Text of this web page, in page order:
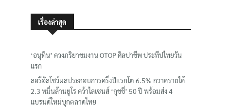
เรื่องล่าสุด
‘อนุทิน’ ควงภริยาชมงาน OTOP ศิลปาชีพ ประทีปไทยวัน
แรก
ลอรีอัลโชว์ผลประกอบการครึ่งปีแรกโต 6.5% กวาดรายได้
2.3 หมื่นล้านยูโร คว้าไลเซนส์ ‘กุชชี่’ 50 ปี พร้อมส่ง 4
แบรนด์ใหม่บุกตลาดไทย